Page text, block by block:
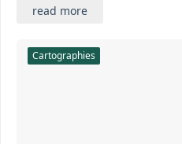
read more
Cartographies